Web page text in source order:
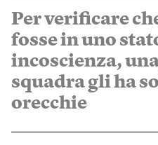
Per verificare
fosse in uno
incoscienza,
squadra gli ha
orecchie